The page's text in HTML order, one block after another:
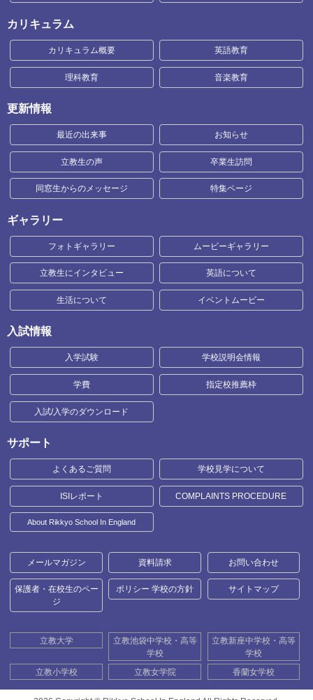
カリキュラム
カリキュラム概要 英語教育
理科教育 音楽教育
更新情報
最近の出来事 お知らせ
立教生の声 卒業生訪問
同窓生からのメッセージ 特集ページ
ギャラリー
フォトギャラリー ムービーギャラリー
立教生にインタビュー 英語について
生活について イベントムービー
入試情報
入学試験 学校説明会情報
学費 指定校推薦枠
入試/入学のダウンロード
サポート
よくあるご質問 学校見学について
ISIレポート COMPLAINTS PROCEDURE
About Rikkyo School In England
メールマガジン 資料請求 お問い合わせ
保護者・在校生のペー
ジ
ポリシー 学校の方針 サイトマップ
立教大学
立教池袋中学校・高等
学校
立教新座中学校・高等
学校
立教小学校
立教女学院 香蘭女学校